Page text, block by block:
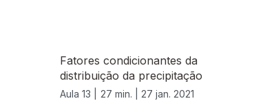
Fatores condicionantes da
distribuição da precipitação
Aula 13 | 27 min. | 27 jan. 2021